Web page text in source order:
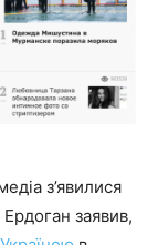
з’явилися
заявив,